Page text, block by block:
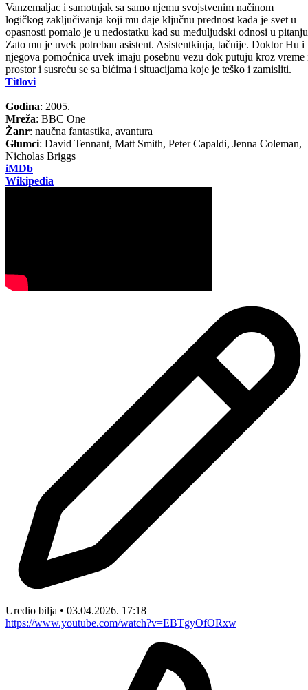
Vanzemaljac i samotnjak sa samo njemu svojstvenim načinom
logičkog zaključivanja koji mu daje ključnu prednost kada je svet u
opasnosti pomalo je u nedostatku kad su međuljudski odnosi u
Zato mu je uvek potreban asistent. Asistentkinja, tačnije. Doktor Hu i
njegova pomoćnica uvek imaju posebnu vezu dok putuju kroz vreme
prostor i susreću se sa bićima i situacijama koje je teško i zamisliti.
Titlovi
Godina: 2005.
Mreža: BBC One
Žanr: naučna fantastika, avantura
Glumci: David Tennant, Matt Smith, Peter Capaldi, Jenna Coleman,
Nicholas Briggs
iMDb
Wikipedia
Uredio bilja • 03.04.2026. 17:18
https://www.youtube.com/watch?v=EBTgyOfORxw